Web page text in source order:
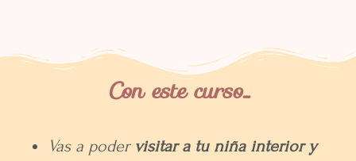
Con este curso...
Vas a poder visitar a tu niña interior y